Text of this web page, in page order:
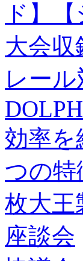
ド】
大会収
レール
効率を
つの特
枚大王
座談会